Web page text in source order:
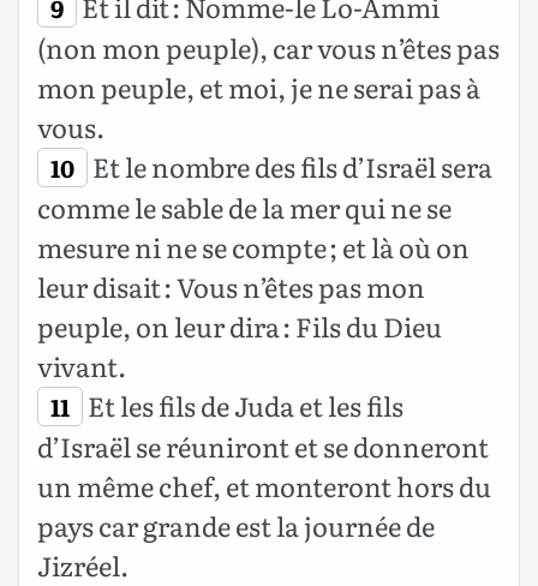
9
(non mon peuple), car vous n’êtes pas
mon peuple, et moi, je ne serai pas à
vous.
10 Et le nombre des fils d’Israël sera
comme le sable de la mer qui ne se
mesure ni ne se compte ; et là où on
leur disait : Vous n’êtes pas mon
peuple, on leur dira : Fils du Dieu
vivant.
11 Et les fils de Juda et les fils
d’Israël se réuniront et se donneront
un même chef, et monteront hors du
pays car grande est la journée de
Jizréel.